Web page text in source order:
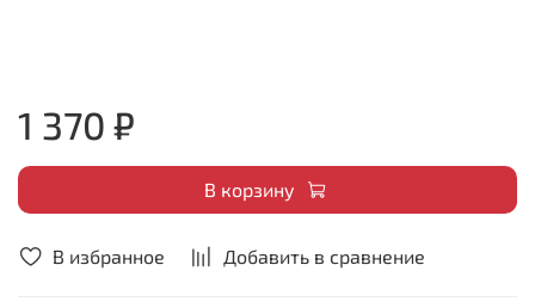
В избранное Добавить в сравнение
1 370 ₽
В корзину